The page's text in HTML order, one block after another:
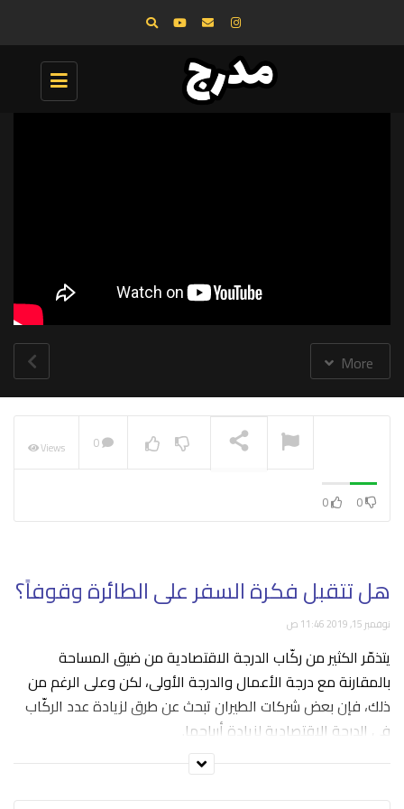
Toggle
navigation
More
Views
هل تتقبل فكرة السفر على الطائرة وقوفاً؟
نوفمبر 15, 2019 11:46 ص
يتذمّر الكثير من ركّاب الدرجة الاقتصادية من ضيق المساحة
بالمقارنة مع درجة الأعمال والدرجة الأولى، لكن وعلى الرغم من
ذلك، فإن بعض شركات الطيران تبحث عن طرق لزيادة عدد الركّاب
في الدرجة الاقتصادية لزيادة أرباحها.
وهنا يأتي دور شركة “أڤيو إنتيريرز” التي تختص في تصميم وتصنيع
ديكورات الطائرات ومقاعد المسافرين.